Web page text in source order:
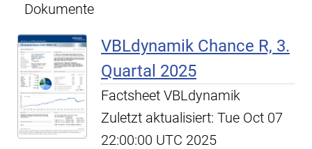
Dokumente
VBLdynamik Chance R, 3.
Quartal 2025
Factsheet VBLdynamik
Zuletzt aktualisiert: Tue Oct 07
22:00:00 UTC 2025